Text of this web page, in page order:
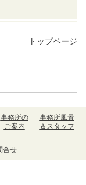
トップページ
事務所の
ご案内
事務所風景
＆スタッフ
合せ